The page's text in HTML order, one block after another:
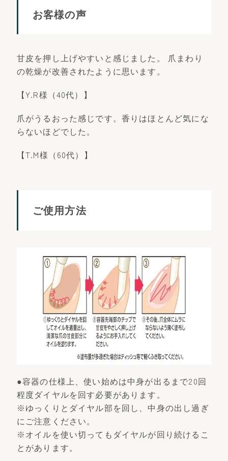
お客様の声
甘皮を押し上げやすいと感じました。 爪まわり
の乾燥が改善されたように思います。
【Y.R様（40代）】
爪がうるおった感じです。香りはほとんど気にな
らないほどでした。
【T.M様（60代）】
ご使用方法
●容器の仕様上、使い始めは中身が出るまで20回
程度ダイヤルを回す必要があります。
※ゆっくりとダイヤル部を回し、中身の出し過ぎ
にご注意ください。
※オイルを使い切ってもダイヤルが回り続けるこ
とがあります。